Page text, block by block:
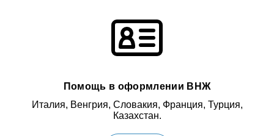
Помощь в оформлении ВНЖ
Италия, Венгрия, Словакия, Франция, Турция,
Казахстан.